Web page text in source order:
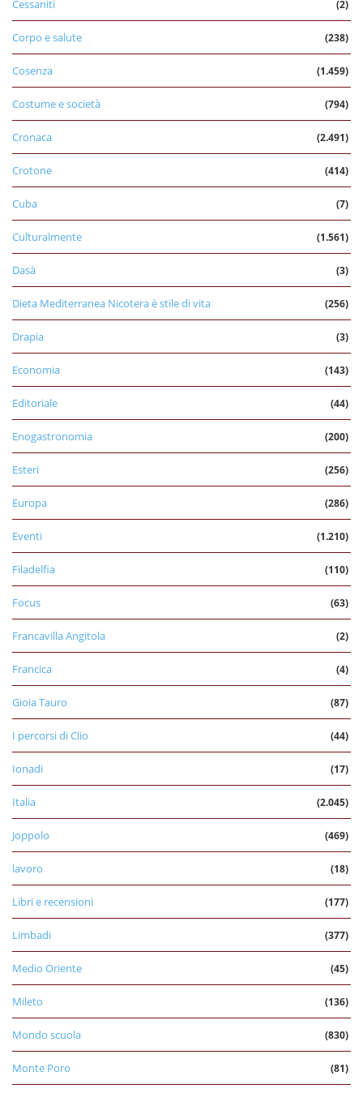
Cessaniti (2)
Corpo e salute (238)
Cosenza (1.459)
Costume e società (794)
Cronaca (2.491)
Crotone (414)
Cuba (7)
Culturalmente (1.561)
Dasà (3)
Dieta Mediterranea Nicotera è stile di vita (256)
Drapia (3)
Economia (143)
Editoriale (44)
Enogastronomia (200)
Esteri (256)
Europa (286)
Eventi (1.210)
Filadelfia (110)
Focus (63)
Francavilla Angitola (2)
Francica (4)
Gioia Tauro (87)
I percorsi di Clio (44)
Ionadi (17)
Italia (2.045)
Joppolo (469)
lavoro (18)
Libri e recensioni (177)
Limbadi (377)
Medio Oriente (45)
Mileto (136)
Mondo scuola (830)
Monte Poro (81)